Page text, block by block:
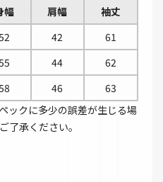
幅 肩幅
袖丈
42
61
44
62
46
63
ックに多少の誤差が生じる場
了承ください。